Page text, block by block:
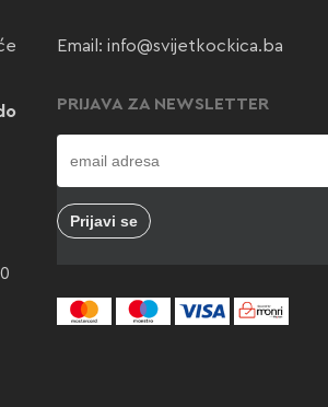
Email: info@svijetkockica.ba
PRIJAVA ZA NEWSLETTER